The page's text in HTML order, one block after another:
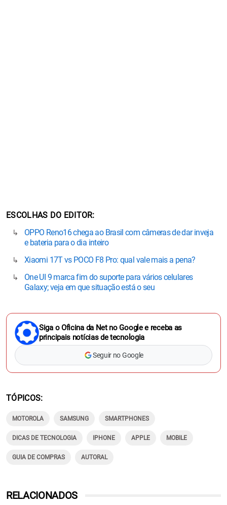
ESCOLHAS DO EDITOR
OPPO Reno16 chega ao Brasil com câmeras de dar inveja
e bateria para o dia inteiro
Xiaomi 17T vs POCO F8 Pro: qual vale mais a pena?
One UI 9 marca fim do suporte para vários celulares
Galaxy; veja em que situação está o seu
Siga o Oficina da Net no Google e receba as
principais notícias de tecnologia
Seguir no Google
TÓPICOS
MOTOROLA SAMSUNG SMARTPHONES
DICAS DE TECNOLOGIA IPHONE APPLE MOBILE
GUIA DE COMPRAS AUTORAL
RELACIONADOS